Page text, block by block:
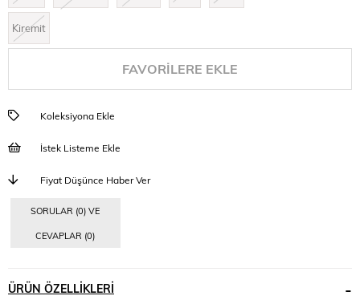
Kiremit
FAVORILERE EKLE
Koleksiyona Ekle
İstek Listeme Ekle
Fiyat Düşünce Haber Ver
SORULAR (0) VE
CEVAPLAR (0)
ÜRÜN ÖZELLIKLERI